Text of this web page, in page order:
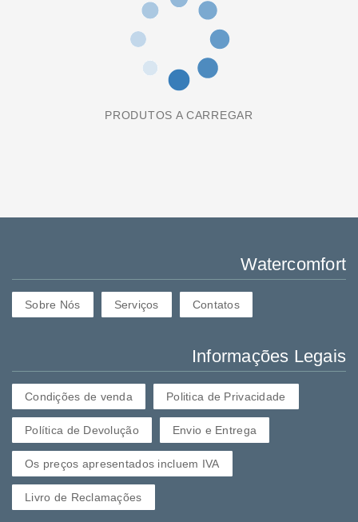
PRODUTOS A CARREGAR
Watercomfort
Sobre Nós Serviços Contatos
Informações Legais
Condições de venda Politica de Privacidade
Política de Devolução Envio e Entrega
Os preços apresentados incluem IVA
Livro de Reclamações